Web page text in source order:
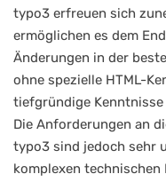
typo3 erfreuen sich
ermöglichen es dem
Änderungen in der
ohne spezielle HTML-
tiefgründige Kenntnisse
Die Anforderungen an
typo3 sind jedoch sehr
komplexen